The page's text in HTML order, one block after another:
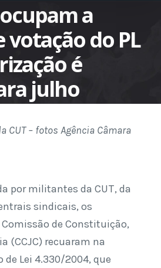
a
votação do PL
é
julho
CUT – fotos Agência Câmara
por militantes da CUT, da
sindicais, os
de Constituição,
(CCJC) recuaram na
de Lei 4.330/2004, que